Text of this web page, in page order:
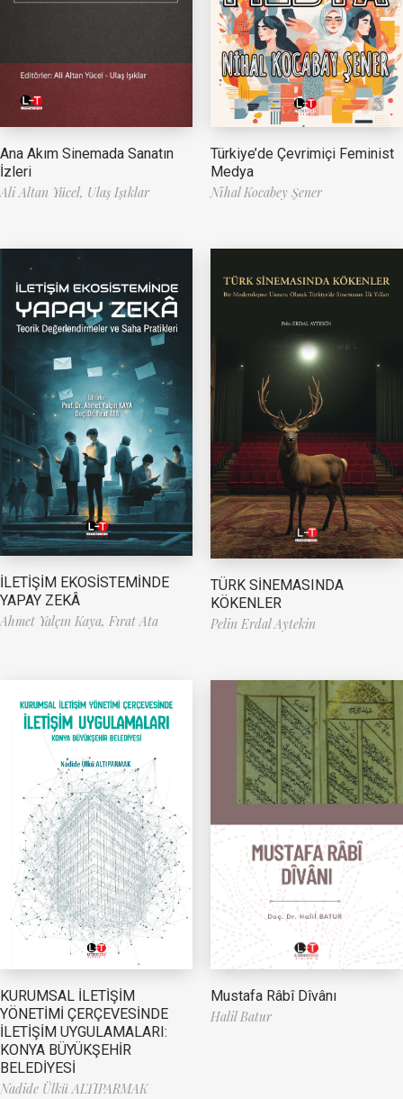
Ana Akım Sinemada Sanatın
İzleri
Ali Altan Yücel, Ulaş Işıklar
Türkiye’de Çevrimiçi Feminist
Medya
Nihal Kocabey Şener
İLETİŞİM EKOSİSTEMİNDE
YAPAY ZEKÂ
Ahmet Yalçın Kaya, Fırat Ata
TÜRK SİNEMASINDA
KÖKENLER
Pelin Erdal Aytekin
KURUMSAL İLETİŞİM
YÖNETİMİ ÇERÇEVESİNDE
İLETİŞİM UYGULAMALARI:
KONYA BÜYÜKŞEHİR
BELEDİYESİ
Nadide Ülkü ALTIPARMAK
Mustafa Râbî Dîvânı
Halil Batur